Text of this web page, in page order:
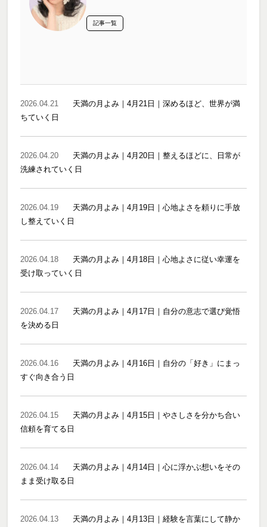
記事一覧
2026.04.21
天満の月よみ｜4月21日｜深めるほど、世界が満
ちていく日
2026.04.20
天満の月よみ｜4月20日｜整えるほどに、日常が
洗練されていく日
2026.04.19
天満の月よみ｜4月19日｜心地よさを頼りに手放
し整えていく日
2026.04.18
天満の月よみ｜4月18日｜心地よさに従い幸運を
受け取っていく日
2026.04.17
天満の月よみ｜4月17日｜自分の意志で選び覚悟
を決める日
2026.04.16
天満の月よみ｜4月16日｜自分の「好き」にまっ
すぐ向き合う日
2026.04.15
天満の月よみ｜4月15日｜やさしさを分かち合い
信頼を育てる日
2026.04.14
天満の月よみ｜4月14日｜心に浮かぶ想いをその
まま受け取る日
2026.04.13
天満の月よみ｜4月13日｜経験を言葉にして静か